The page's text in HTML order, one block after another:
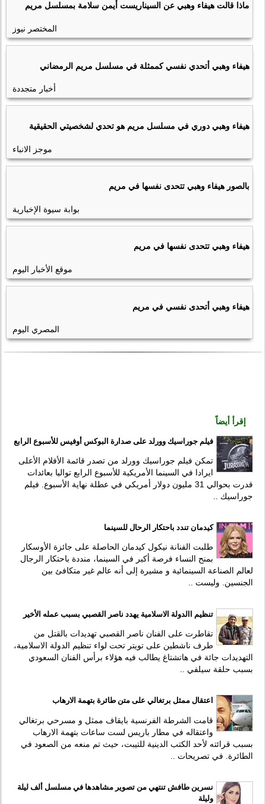
ماذا قالت هيفاء وهبي عن السيناريست أيمن سلامة بمسلسل مريم
المختصر نيوز
هيفاء وهبي أتحدي نفسي كممثلة في مسلسل مريم الرمضاني
أخبار متجددة
هيفاء وهبي دوري في مسلسل مريم هو تحدي لشخصيتي الحقيقية
موجز الانباء
بالصور هيفاء وهبي تتحدى نفسها في مريم
بوابة سيوة الإخبارية
هيفاء وهبي تتحدى نفسها في مريم
موقع الأخبار اليوم
هيفاء وهبي أتحدى نفسي في مريم
المصري اليوم
إقرأ أيضاً
فيلم جوراسيك وورلد على صدارة البوكس أوفيس للأسبوع الرابع
تمكن فيلم جوراسيك وورلد من تصدر قائمة الأفلام الأعلى
ايرادا في السينما الأمريكية للأسبوع الرابع تواليا بعائدات
قدرت بحوالي 31 مليون دولار أمريكي في عطلة نهاية الأسبوع. فيلم
جوراسيك ..
كيدمان تندد باحتكار الرحال للسينما
طلبت الفنانة نيكول كيدمان الحاصلة على جائزة الأوسكار
بمنح النساء فرصة أكبر في السينما، منددة باحتكار الرجال
لعالم الصناعة السينمائية و مشيرة إلى أنه عالم غير متكافئ بين
الجنسين. وليست ..
تنظيم االدولة الاسلامية يهدد ناصر القصبي بسبب عمله الأخير
تقاطرت على الفنان ناصر القصبي تهديدات بالقتل من
طرف ناشطين على تويتر تحت لواء تنظيم الدولة الاسلامية،
التهديدات جائة في هاتشتاغ يطالب فيه هؤلاء برأس الفنان السعودي
بسبب حلقة سيلفي ..
اعتقال ممثل برتغالي على متن طائرة بتهمة الارهاب
قامت الشرطة الفرنسية بايقاف ممثل و مسرحي برتغالي
واعتقاله في مطار باريس لست ساعات بتهمة الارهاب
بسبب قرائته لأحد الكتب الدينية للتيبت، حيث تم منعه من الصعود في
الطائرة. في تصريحات ..
نسرين طافش تنتهي من تصوير مشاهدها في مسلسل ألف ليلة
وليلة